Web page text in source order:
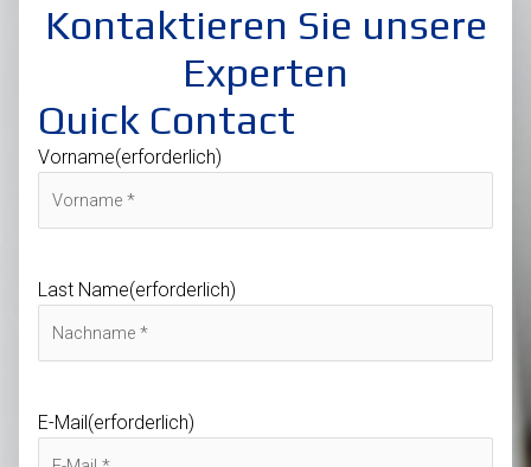
Kontaktieren Sie unsere
Experten
Quick Contact
Vorname(erforderlich)
Last Name(erforderlich)
E-Mail(erforderlich)